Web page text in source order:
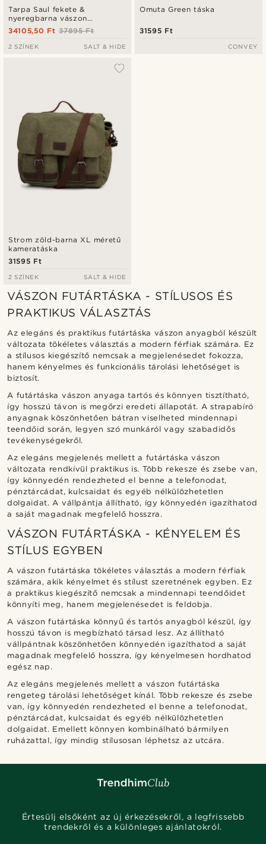
Tarpa Saul fekete &
nyeregbarna vászon
futártáska
37895 Ft
34105,50 Ft
2 SZÍNEK SALT & HIDE
Omuta Green táska
31595 Ft
CONVEY
Strom zöld-barna XL méretű
kameratáska
31595 Ft
2 SZÍNEK SALT & HIDE
VÁSZON FUTÁRTÁSKA - STÍLUSOS ÉS
PRAKTIKUS VÁLASZTÁS
Az elegáns és praktikus futártáska vászon anyagból készült
változata tökéletes választás a modern férfiak számára. Ez
a stílusos kiegészítő nemcsak a megjelenésedet fokozza,
hanem kényelmes és funkcionális tárolási lehetőséget is
biztosít.
A futártáska vászon anyaga tartós és könnyen tisztítható,
így hosszú távon is megőrzi eredeti állapotát. A strapabíró
anyagnak köszönhetően bátran viselheted mindennapi
teendőid során, legyen szó munkáról vagy szabadidős
tevékenységekről.
Az elegáns megjelenés mellett a futártáska vászon
változata rendkívül praktikus is. Több rekesze és zsebe van,
így könnyedén rendezheted el benne a telefonodat,
pénztárcádat, kulcsaidat és egyéb nélkülözhetetlen
dolgaidat. A vállpántja állítható, így könnyedén igazíthatod
a saját magadnak megfelelő hosszra.
VÁSZON FUTÁRTÁSKA - KÉNYELEM ÉS
STÍLUS EGYBEN
A vászon futártáska tökéletes választás a modern férfiak
számára, akik kényelmet és stílust szeretnének egyben. Ez
a praktikus kiegészítő nemcsak a mindennapi teendőidet
könnyíti meg, hanem megjelenésedet is feldobja.
A vászon futártáska könnyű és tartós anyagból készül, így
hosszú távon is megbízható társad lesz. Az állítható
vállpántnak köszönhetően könnyedén igazíthatod a saját
magadnak megfelelő hosszra, így kényelmesen hordhatod
egész nap.
Az elegáns megjelenés mellett a vászon futártáska
rengeteg tárolási lehetőséget kínál. Több rekesze és zsebe
van, így könnyedén rendezheted el benne a telefonodat,
pénztárcádat, kulcsaidat és egyéb nélkülözhetetlen
dolgaidat. Emellett könnyen kombinálható bármilyen
ruházattal, így mindig stílusosan léphetsz az utcára.
Értesülj elsőként az új érkezésekről, a legfrissebb
trendekről és a különleges ajánlatokról.